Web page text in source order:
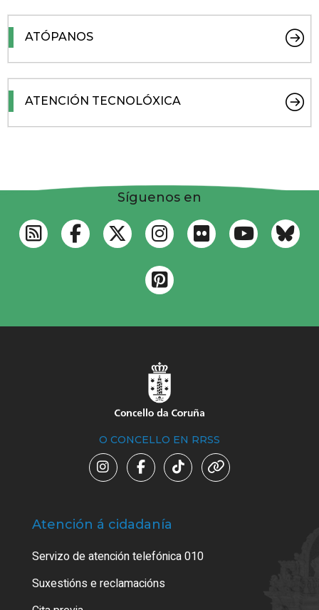
ATÓPANOS
ATENCIÓN TECNOLÓXICA
Síguenos en
O CONCELLO EN RRSS
Atención á cidadanía
Servizo de atención telefónica 010
Suxestións e reclamacións